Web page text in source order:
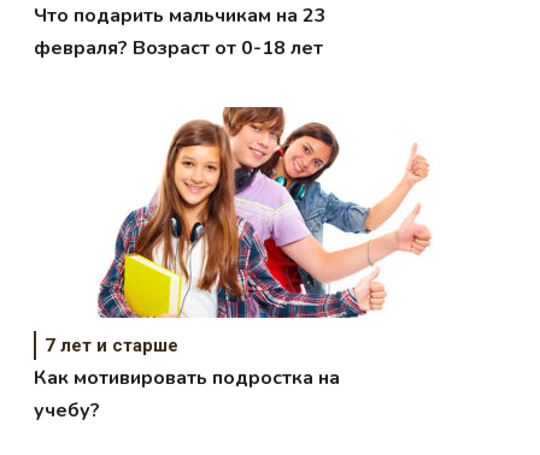
Что подарить мальчикам на 23
февраля? Возраст от 0-18 лет
7 лет и старше
Как мотивировать подростка на
учебу?